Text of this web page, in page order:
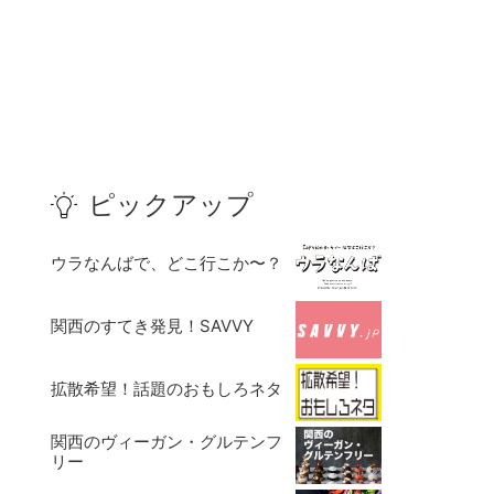
ピックアップ
ウラなんばで、どこ行こか〜？
関西のすてき発見！SAVVY
拡散希望！話題のおもしろネタ
関西のヴィーガン・グルテンフ
リー